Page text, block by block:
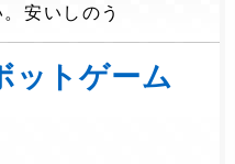
安いしのう
ットゲーム